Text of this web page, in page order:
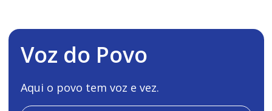
Voz do Povo
Aqui o povo tem voz e vez.